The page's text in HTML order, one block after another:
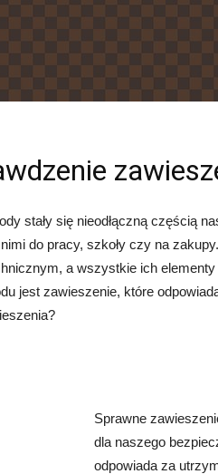
stały się nieodłączną częścią
do pracy, szkoły czy na
a wszystkie ich elementy
jest zawieszenie, które
Sprawne
dla naszego
odpowiada za